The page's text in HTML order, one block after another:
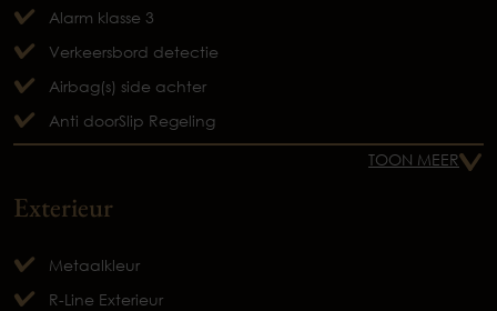
Alarm klasse 3
Verkeersbord detectie
Airbag(s) side achter
Anti doorSlip Regeling
TOON MEER
Exterieur
Metaalkleur
R-Line Exterieur